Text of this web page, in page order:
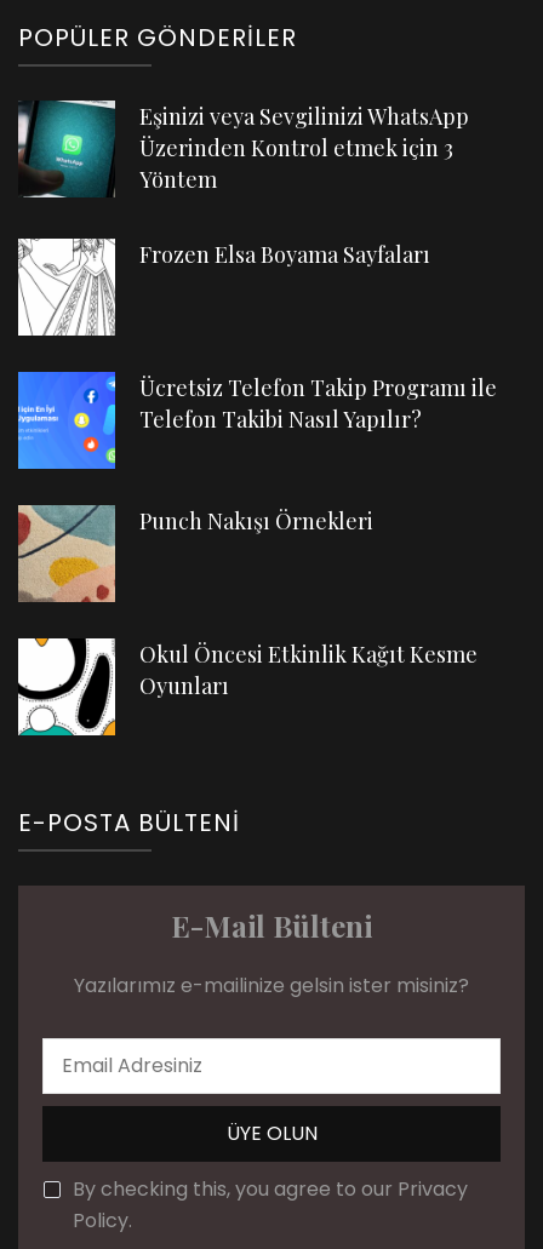
POPÜLER GÖNDERILER
Eşinizi veya Sevgilinizi WhatsApp
Üzerinden Kontrol etmek için 3
Yöntem
Frozen Elsa Boyama Sayfaları
Ücretsiz Telefon Takip Programı ile
Telefon Takibi Nasıl Yapılır?
Punch Nakışı Örnekleri
Okul Öncesi Etkinlik Kağıt Kesme
Oyunları
E-POSTA BÜLTENI
E-Mail Bülteni
Yazılarımız e-mailinize gelsin ister misiniz?
By checking this, you agree to our Privacy
Policy.